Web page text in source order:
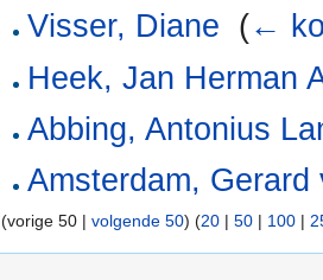
Visser, Diane (←
Heek, Jan Herman
Abbing, Antonius
Amsterdam, Gerard
(vorige 50 | volgende 50) (20 | 50 | 100 |